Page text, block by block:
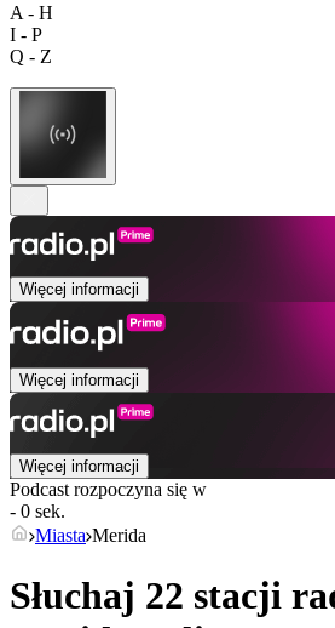
A - H
I - P
Q - Z
Więcej informacji
Więcej informacji
Więcej informacji
Podcast rozpoczyna się w
- 0 sek.
Miasta Merida
Słuchaj 22 stacji